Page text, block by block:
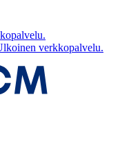
verkkopalvelu.